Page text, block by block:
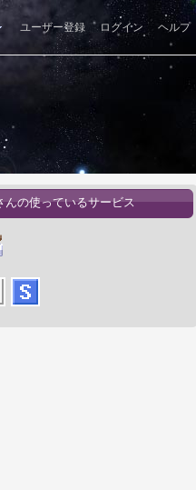
ユーザー登録 ログイン ヘルプ
んの使っているサービス